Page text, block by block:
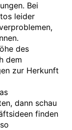
Bei
leider
des
dem
zur Herkunft
dann schau
finden